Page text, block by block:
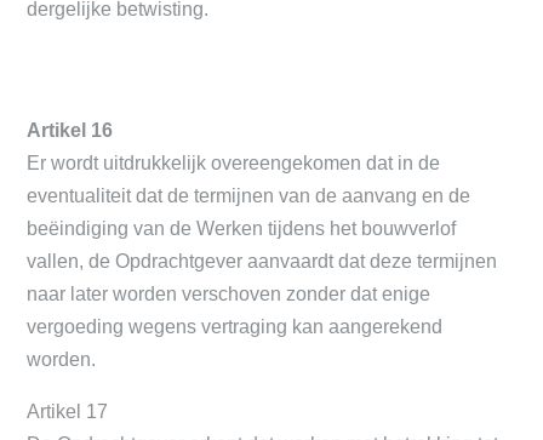
dergelijke betwisting.
Artikel 16
Er wordt uitdrukkelijk overeengekomen dat in de
eventualiteit dat de termijnen van de aanvang en de
beëindiging van de Werken tijdens het bouwverlof
vallen, de Opdrachtgever aanvaardt dat deze termijnen
naar later worden verschoven zonder dat enige
vergoeding wegens vertraging kan aangerekend
worden.
Artikel 17